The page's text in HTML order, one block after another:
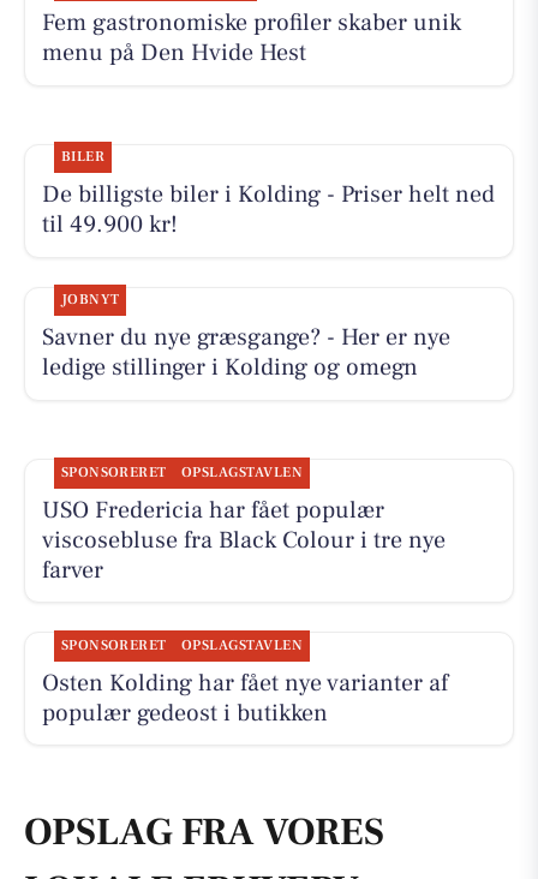
Fem gastronomiske profiler skaber unik
menu på Den Hvide Hest
BILER
De billigste biler i Kolding - Priser helt ned
til 49.900 kr!
JOBNYT
Savner du nye græsgange? - Her er nye
ledige stillinger i Kolding og omegn
SPONSORERET OPSLAGSTAVLEN
USO Fredericia har fået populær
viscosebluse fra Black Colour i tre nye
farver
SPONSORERET OPSLAGSTAVLEN
Osten Kolding har fået nye varianter af
populær gedeost i butikken
OPSLAG FRA VORES